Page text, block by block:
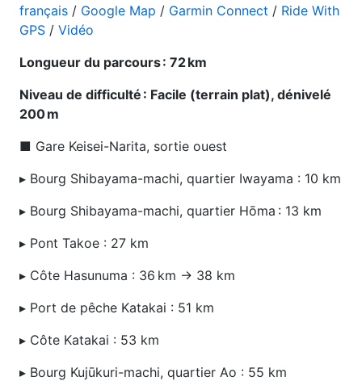
français / Google Map / Garmin Connect / Ride With
GPS / Vidéo
Longueur du parcours : 72 km
Niveau de difficulté : Facile (terrain plat), dénivelé
200 m
■ Gare Keisei-Narita, sortie ouest
▸ Bourg Shibayama-machi, quartier Iwayama : 10 km
▸ Bourg Shibayama-machi, quartier Hōma : 13 km
▸ Pont Takoe : 27 km
▸ Côte Hasunuma : 36 km → 38 km
▸ Port de pêche Katakai : 51 km
▸ Côte Katakai : 53 km
▸ Bourg Kujūkuri-machi, quartier Ao : 55 km